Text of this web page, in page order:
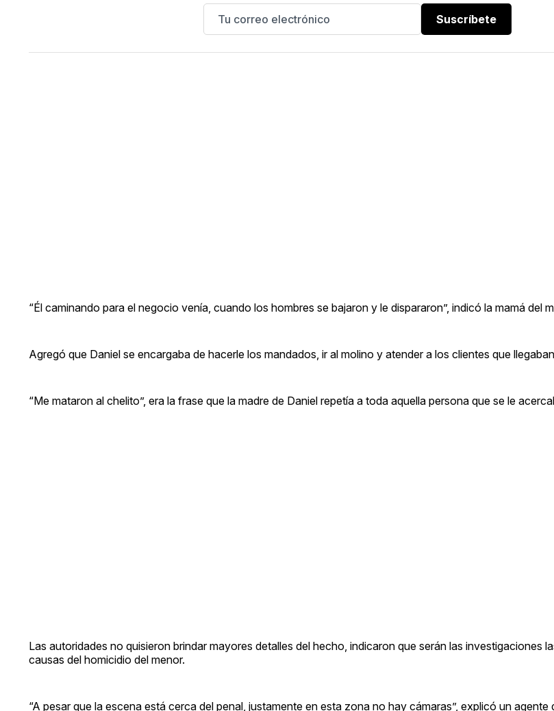
Suscríbete
“Él caminando para el negocio venía, cuando los hombres se bajaron y le dispararon”, indicó la mamá del
Agregó que Daniel se encargaba de hacerle los mandados, ir al molino y atender a los clientes que
“Me mataron al chelito”, era la frase que la madre de Daniel repetía a toda aquella persona que se le
Las autoridades no quisieron brindar mayores detalles del hecho, indicaron que serán las investigaciones
causas del homicidio del menor.
“A pesar que la escena está cerca del penal, justamente en esta zona no hay cámaras”, explicó un agente